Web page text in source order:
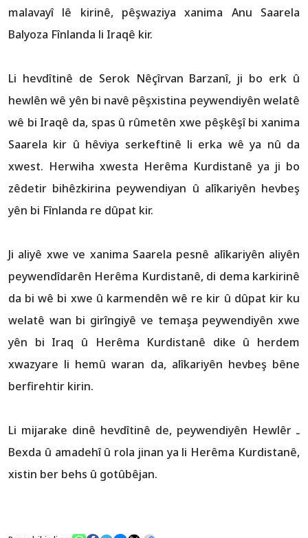
malavayî lê kirinê, pêşwaziya xanima Anu Saarela
Balyoza Fînlanda li Iraqê kir.
Li hevdîtinê de Serok Nêçîrvan Barzanî, ji bo erk û
hewlên wê yên bi navê pêşxistina peywendiyên welatê
wê bi Iraqê da, spas û rûmetên xwe pêşkêşî bi xanima
Saarela kir û hêviya serkeftinê li erka wê ya nû da
xwest. Herwiha xwesta Herêma Kurdistanê ya ji bo
zêdetir bihêzkirina peywendiyan û alîkariyên hevbeş
yên bi Fînlanda re dûpat kir.
Ji aliyê xwe ve xanima Saarela pesnê alîkariyên aliyên
peywendîdarên Herêma Kurdistanê, di dema karkirinê
da bi wê bi xwe û karmendên wê re kir û dûpat kir ku
welatê wan bi girîngiyê ve temaşa peywendiyên xwe
yên bi Iraq û Herêma Kurdistanê dike û herdem
xwazyare li hemû waran da, alîkariyên hevbeş bêne
berfirehtir kirin.
Li mijarake dinê hevdîtinê de, peywendiyên Hewlêr ـ
Bexda û amadehî û rola jinan ya li Herêma Kurdistanê,
xistin ber behs û gotûbêjan.